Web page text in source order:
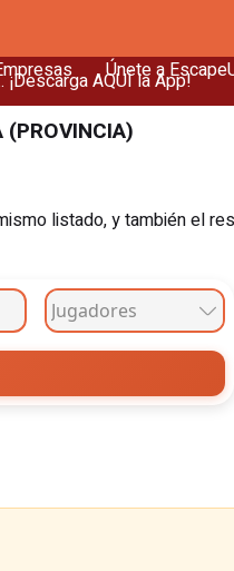
Únete a
AQUÍ la App!
(PROVINCIA)
listado, y también el